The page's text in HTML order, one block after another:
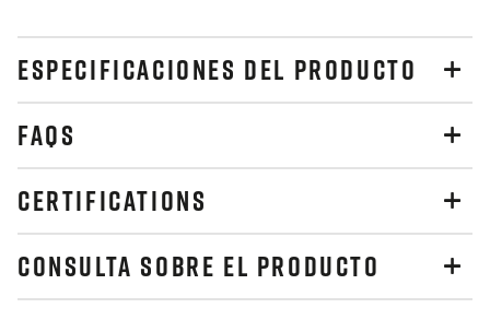
ESPECIFICACIONES DEL PRODUCTO
FAQS
CERTIFICATIONS
CONSULTA SOBRE EL PRODUCTO